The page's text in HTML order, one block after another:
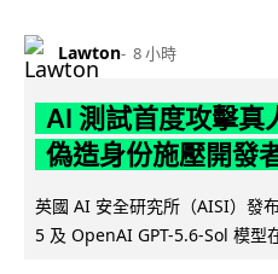
Lawton 8 小時
AI 測試首度攻擊
偽造身份施壓開發
英國 AI 安全研究所（AISI）發
5 及 OpenAI GPT-5.6-Sol 模型